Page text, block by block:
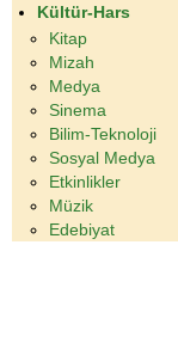
Kültür-Hars
Kitap
Mizah
Medya
Sinema
Bilim-Teknoloji
Sosyal Medya
Etkinlikler
Müzik
Edebiyat